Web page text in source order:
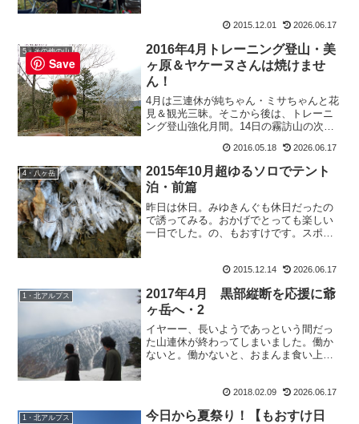
山ジャンルですから、多少はいいとして
2015.12.01 2026.06.17
5・その他の山
2016年4月トレーニング登山・美
ヶ原＆ヤケーヌさんは焼けませ
ん！
4月は三連休が純ちゃん・ミサちゃんと花
見＆観光三昧。そこから後は、トレーニ
ング登山強化月間。14日の霧訪山の次の
仕事帰りにラーメン食べに行ったりもし
て。（みゆきんぐもラーメン好き）松本
ではおおぼしが一番...
2016.05.18 2026.06.17
4・八ヶ岳
2015年10月超ゆるソロでテント
泊・前篇
昨日は休日。みゆきんぐも休日だったの
で誘ってみる。おかげでとっても楽しい
一日でした。の、もおすけです。スポン
るのが目的じゃなかったから。そんな山
2015.12.14 2026.06.17
1・北アルプス
2017年4月 黒部縦断を応援に爺
ヶ岳へ・2
イヤーー、長いようであっという間だっ
た山連休が終わってしまいました。働か
ないと。働かないと、おまんま食い上げ
お休みが楽しみです。2017年4月 黒部縦
2018.02.09 2026.06.17
1・北アルプス
今日から夏祭り！【もおすけ日
Save